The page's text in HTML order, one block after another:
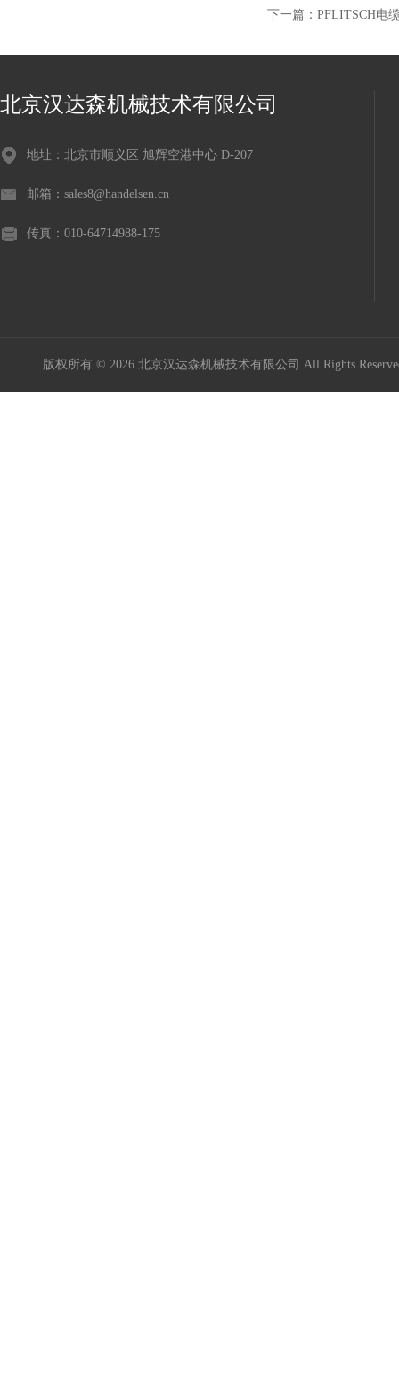
下一篇： PFLITSCH电
北京汉达森机械技术有限公司
地址：北京市顺义区 旭辉空港中心 D-207
邮箱：sales8@handelsen.cn
传真：010-64714988-175
版权所有 © 2026 北京汉达森机械技术有限公司 All Rights